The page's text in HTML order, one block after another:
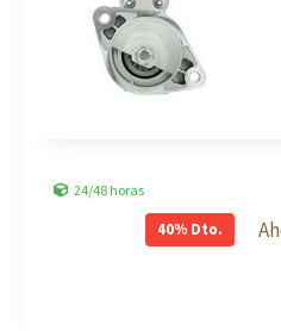
24/48 horas
40% Dto.